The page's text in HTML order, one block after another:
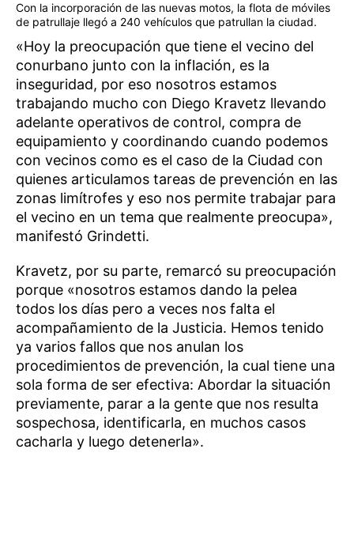
Con la incorporación de las nuevas motos, la flota de móviles
de patrullaje llegó a 240 vehículos que patrullan la ciudad.
«Hoy la preocupación que tiene el vecino del
conurbano junto con la inflación, es la
inseguridad, por eso nosotros estamos
trabajando mucho con Diego Kravetz llevando
adelante operativos de control, compra de
equipamiento y coordinando cuando podemos
con vecinos como es el caso de la Ciudad con
quienes articulamos tareas de prevención en las
zonas limítrofes y eso nos permite trabajar para
el vecino en un tema que realmente preocupa»,
manifestó Grindetti.
Kravetz, por su parte, remarcó su preocupación
porque «nosotros estamos dando la pelea
todos los días pero a veces nos falta el
acompañamiento de la Justicia. Hemos tenido
ya varios fallos que nos anulan los
procedimientos de prevención, la cual tiene una
sola forma de ser efectiva: Abordar la situación
previamente, parar a la gente que nos resulta
sospechosa, identificarla, en muchos casos
cacharla y luego detenerla».